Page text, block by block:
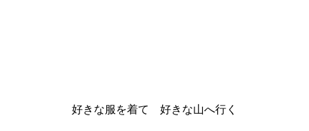
好きな服を着て 好きな山へ行く